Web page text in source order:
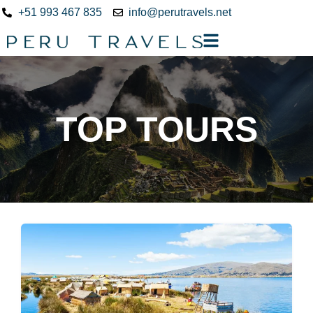
+51 993 467 835 info@perutravels.net
TOP TOURS